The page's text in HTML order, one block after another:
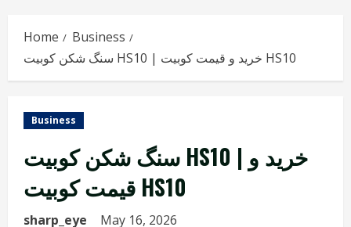
Home
Business
سنگ شکن کوبیت HS10 | خرید و قیمت کوبیت HS10
Business
سنگ شکن کوبیت HS10 | خرید و
قیمت کوبیت HS10
sharp_eye May 16, 2026